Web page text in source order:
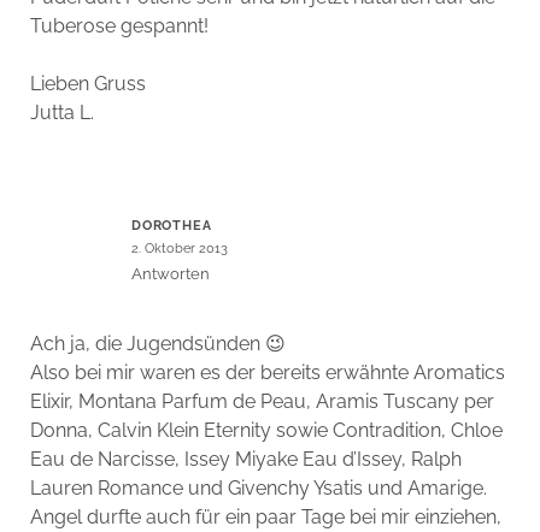
Tuberose gespannt!
Lieben Gruss
Jutta L.
DOROTHEA
2. Oktober 2013
Antworten
Ach ja, die Jugendsünden 😉
Also bei mir waren es der bereits erwähnte Aromatics
Elixir, Montana Parfum de Peau, Aramis Tuscany per
Donna, Calvin Klein Eternity sowie Contradition, Chloe
Eau de Narcisse, Issey Miyake Eau d’Issey, Ralph
Lauren Romance und Givenchy Ysatis und Amarige.
Angel durfte auch für ein paar Tage bei mir einziehen,